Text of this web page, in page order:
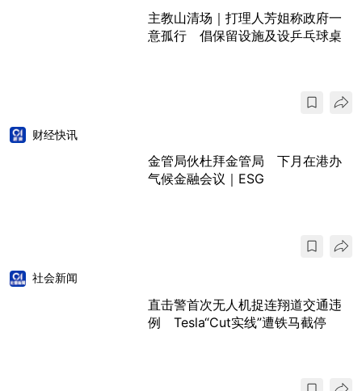
主教山清场｜打理人芳姐称政府一
意孤行 倡保留设施及设乒乓球桌
财经快讯
金管局伙杜拜金管局 下月在港办
气候金融会议｜ESG
社会新闻
直击警首次无人机捉连翔道交通违
例 Tesla“Cut实线”遭铁马截停